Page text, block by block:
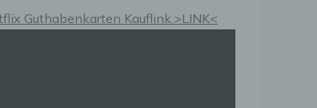
Guthabenkarten Kauflink.>LINK<